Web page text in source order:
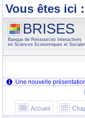
Vous êtes ici :
BRISES
Banque de Ressources Interactives
en Sciences Economiques et
Accueil